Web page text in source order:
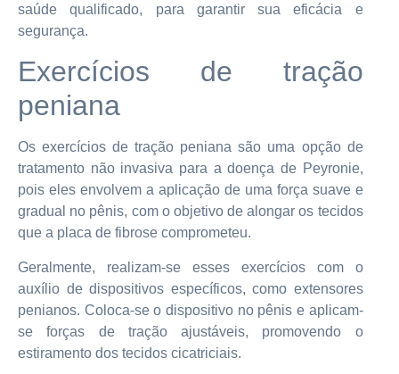
saúde qualificado, para garantir sua eficácia e
segurança.
Exercícios de tração
peniana
Os exercícios de tração peniana são uma opção de
tratamento não invasiva para a doença de Peyronie,
pois eles envolvem a aplicação de uma força suave e
gradual no pênis, com o objetivo de alongar os tecidos
que a placa de fibrose comprometeu.
Geralmente, realizam-se esses exercícios com o
auxílio de dispositivos específicos, como extensores
penianos. Coloca-se o dispositivo no pênis e aplicam-
se forças de tração ajustáveis, promovendo o
estiramento dos tecidos cicatriciais.